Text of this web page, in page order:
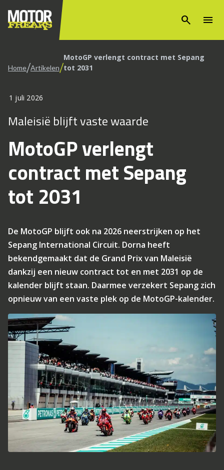
search menu
Home/Artikelen/MotoGP verlengt contract met Sepang
tot 2031
1 juli 2026
Maleisië blijft vaste waarde
MotoGP verlengt
contract met Sepang
tot 2031
De MotoGP blijft ook na 2026 neerstrijken op het
Sepang International Circuit. Dorna heeft
bekendgemaakt dat de Grand Prix van Maleisië
dankzij een nieuw contract tot en met 2031 op de
kalender blijft staan. Daarmee verzekert Sepang zich
opnieuw van een vaste plek op de MotoGP-kalender.